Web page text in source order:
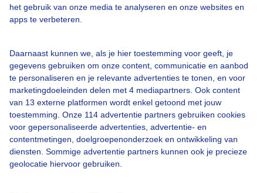
het gebruik van onze media te analyseren en onze websites en
apps te verbeteren.
Daarnaast kunnen we, als je hier toestemming voor geeft, je
gegevens gebruiken om onze content, communicatie en aanbod
te personaliseren en je relevante advertenties te tonen, en voor
marketingdoeleinden delen met 4 mediapartners. Ook content
van 13 externe platformen wordt enkel getoond met jouw
toestemming. Onze 114 advertentie partners gebruiken cookies
voor gepersonaliseerde advertenties, advertentie- en
contentmetingen, doelgroepenonderzoek en ontwikkeling van
diensten. Sommige advertentie partners kunnen ook je precieze
geolocatie hiervoor gebruiken.
Een moment geduld aub...
Over Buienradar